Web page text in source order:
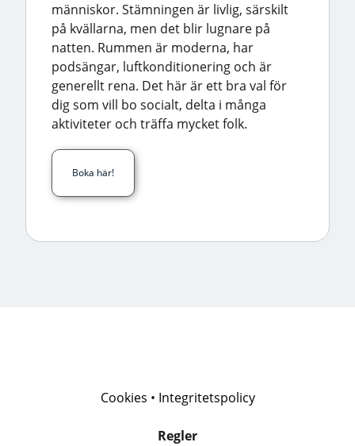
människor. Stämningen är livlig, särskilt
på kvällarna, men det blir lugnare på
natten. Rummen är moderna, har
podsängar, luftkonditionering och är
generellt rena. Det här är ett bra val för
dig som vill bo socialt, delta i många
aktiviteter och träffa mycket folk.
Boka här!
Cookies • Integritetspolicy
Regler